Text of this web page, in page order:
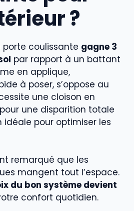
?
porte coulissante gagne 3
par rapport à un battant
en applique,
à poser, s’oppose au
une cloison en
une disparition totale
idéale pour optimiser les
remarqué que les
mangent tout l’espace.
du bon système devient
confort quotidien.